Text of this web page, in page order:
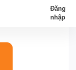
Đăng
nhập